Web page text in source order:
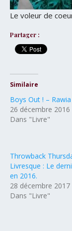
Le voleur de
Partager :
Similaire
Boys Out ! –
26 décembre 2016
Dans "Livre"
Throwback
Livresque : Le
en 2016.
28 décembre 2017
Dans "Livre"